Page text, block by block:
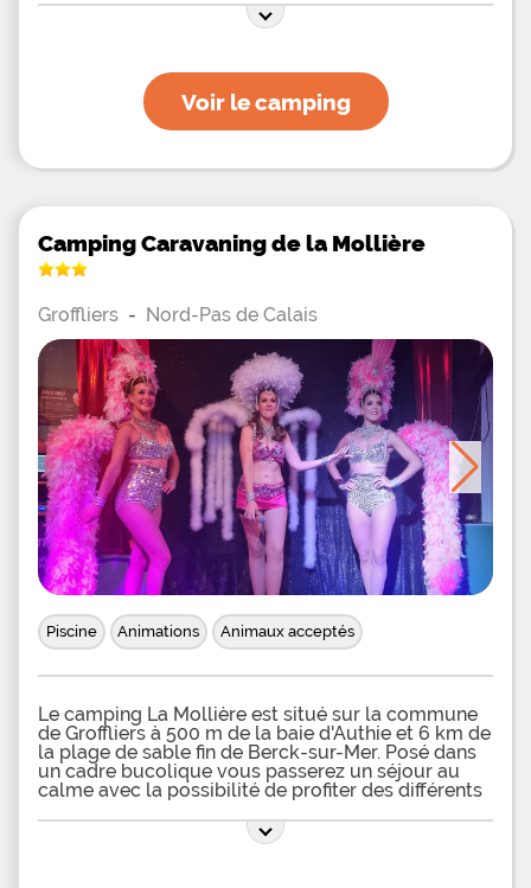
un terrain de pétanque couvert. Nous proposons
aussi des animations tout au long de l’été pour
l'Authie vous propose diverses parcelles pour
l'emplacement de votre mobil-home de moins de
15 ans ! Idéalement situé entre Fort-Mahon et
Berck plage à Waben, vous serez séduit par ce
Voir le camping
Camping Caravaning de la Mollière
Groffliers - Nord-Pas de Calais
Piscine Animations Animaux acceptés
Le camping La Mollière est situé sur la commune
de Groffliers à 500 m de la baie d'Authie et 6 km de
la plage de sable fin de Berck-sur-Mer. Posé dans
un cadre bucolique vous passerez un séjour au
calme avec la possibilité de profiter des différents
location. Différents types et gammes
d'hébergements sont au catalogue de